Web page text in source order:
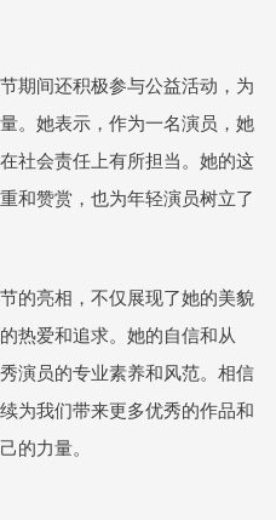
期间还积极参与公益活动，为
。她表示，作为一名演员，她
社会责任上有所担当。她的这
和赞赏，也为年轻演员树立了
的亮相，不仅展现了她的美貌
热爱和追求。她的自信和从
演员的专业素养和风范。相信
为我们带来更多优秀的作品和
的力量。